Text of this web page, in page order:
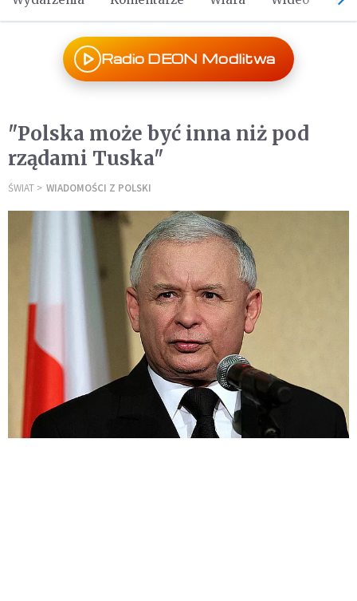
Radio DEON Modlitwa
"Polska może być inna niż pod
rządami Tuska"
ŚWIAT WIADOMOŚCI Z POLSKI